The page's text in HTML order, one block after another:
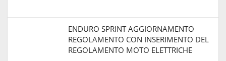
ENDURO SPRINT AGGIORNAMENTO
REGOLAMENTO CON INSERIMENTO DEL
REGOLAMENTO MOTO ELETTRICHE